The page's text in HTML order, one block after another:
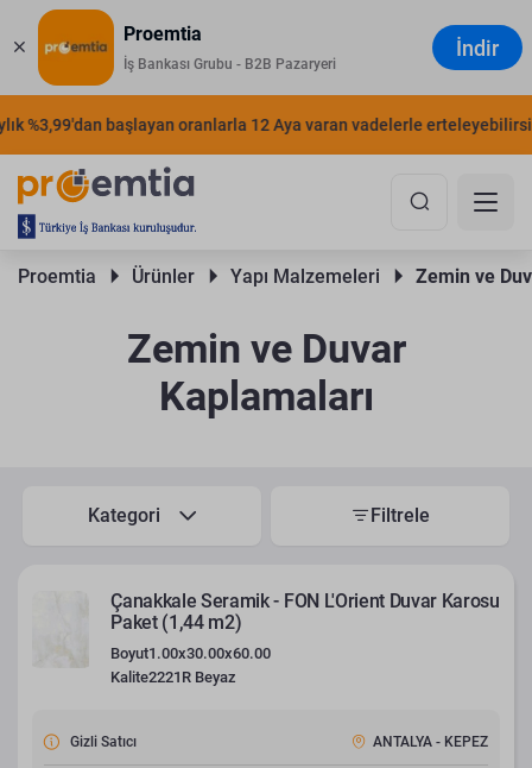
Proemtia
İş Bankası Grubu - B2B Pazaryeri
İndir
%3,99'dan başlayan oranlarla 12 Aya varan vadelerle
Proemtia Ürünler Yapı Malzemeleri Zemin ve
Zemin ve Duvar
Kaplamaları
Kategori Filtrele
Çanakkale Seramik - FON L'Orient Duvar Karosu
Paket (1,44 m2)
Boyut1.00x30.00x60.00
Kalite2221R Beyaz
Gizli Satıcı ANTALYA - KEPEZ